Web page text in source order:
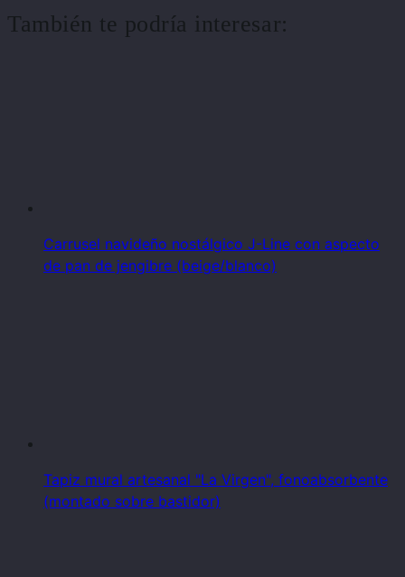
También te podría interesar:
Carrusel navideño nostálgico J-Line con aspecto
de pan de jengibre (beige/blanco)
Tapiz mural artesanal "La Virgen", fonoabsorbente
(montado sobre bastidor)